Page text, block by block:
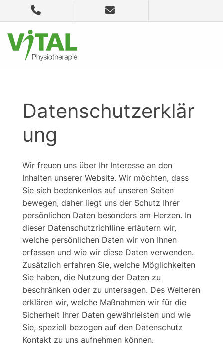
Datenschutzerklär
ung
Wir freuen uns über Ihr Interesse an den
Inhalten unserer Website. Wir möchten, dass
Sie sich bedenkenlos auf unseren Seiten
bewegen, daher liegt uns der Schutz Ihrer
persönlichen Daten besonders am Herzen. In
dieser Datenschutzrichtline erläutern wir,
welche persönlichen Daten wir von Ihnen
erfassen und wie wir diese Daten verwenden.
Zusätzlich erfahren Sie, welche Möglichkeiten
Sie haben, die Nutzung der Daten zu
beschränken oder zu untersagen. Des Weiteren
erklären wir, welche Maßnahmen wir für die
Sicherheit Ihrer Daten gewährleisten und wie
Sie, speziell bezogen auf den Datenschutz
Kontakt zu uns aufnehmen können.